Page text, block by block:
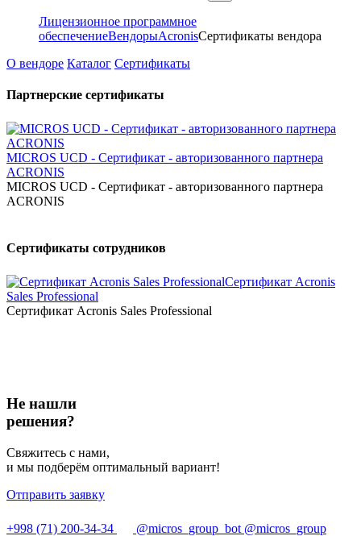
Лицензионное программное
обеспечениеВендорыAcronisСертификаты вендора
О вендоре Каталог Сертификаты
Партнерские сертификаты
MICROS UCD - Сертификат - авторизованного партнера
ACRONIS
MICROS UCD - Сертификат - авторизованного партнера
ACRONIS
Сертификаты сотрудников
Сертификат Acronis
Sales Professional
Сертификат Acronis Sales Professional
Не нашли
решения?
Свяжитесь с нами,
и мы подберём оптимальный вариант!
Отправить заявку
+998 (71) 200-34-34 @micros_group_bot @micros_group